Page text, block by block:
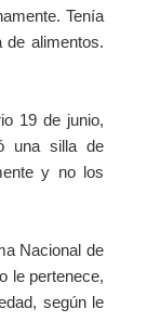
Tenía
de alimentos.
19 de junio,
una silla de
y no los
Nacional de
le pertenece,
según le